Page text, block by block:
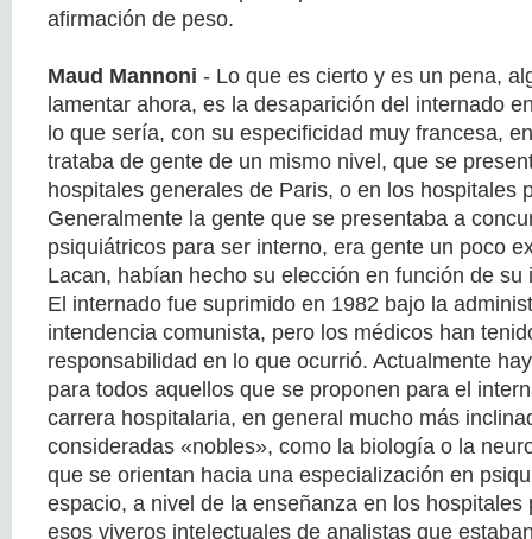
afirmación de peso.
Maud Mannoni - Lo que es cierto y es un pena,
lamentar ahora, es la desaparición del internado
lo que sería, con su especificidad muy francesa,
trataba de gente de un mismo nivel, que se
hospitales generales de Paris, o en los hospitales
Generalmente la gente que se presentaba a
psiquiátricos para ser interno, era gente un poco
Lacan, habían hecho su elección en función de su
El internado fue suprimido en 1982 bajo la
intendencia comunista, pero los médicos han
responsabilidad en lo que ocurrió. Actualmente
para todos aquellos que se proponen para el
carrera hospitalaria, en general mucho más
consideradas «nobles», como la biología o la
que se orientan hacia una especialización en
espacio, a nivel de la enseñanza en los hospitales
esos viveros intelectuales de analistas que